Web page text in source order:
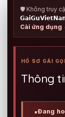
🛡️ Không truy
Cài ứng dụng
HỒ SƠ GÁI
Thông
●Đang